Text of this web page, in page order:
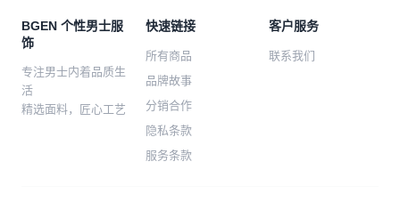
BGEN 个性男士服
饰
专注男士内着品质生
活
精选面料，匠心工艺
快速链接
所有商品
品牌故事
分销合作
隐私条款
服务条款
客户服务
联系我们